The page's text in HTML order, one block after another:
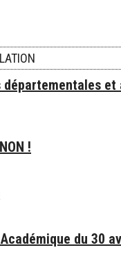
et
!
du 30